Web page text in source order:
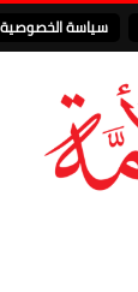
سياسة الخصوصية